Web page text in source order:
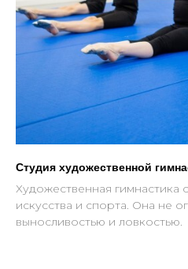
Студия художественной
Художественная гимнастика
искусства и спорта. Она не
выносливостью и ловкостью.